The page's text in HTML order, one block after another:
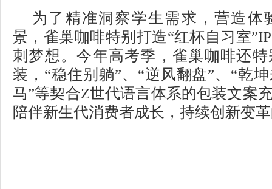
为了精准洞察学生需求，营造体
景，雀巢咖啡特别打造“红杯自习室
刺梦想。今年高考季，雀巢咖啡还
装，“稳住别躺”、“逆风翻盘”、“乾
马”等契合Z世代语言体系的包装文案
陪伴新生代消费者成长，持续创新变